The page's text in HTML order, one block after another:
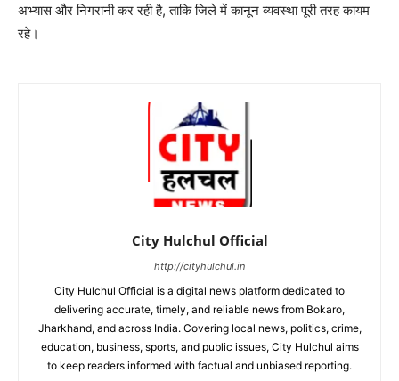
अभ्यास और निगरानी कर रही है, ताकि जिले में कानून व्यवस्था पूरी तरह कायम
रहे।
City Hulchul Official
http://cityhulchul.in
City Hulchul Official is a digital news platform dedicated to
delivering accurate, timely, and reliable news from Bokaro,
Jharkhand, and across India. Covering local news, politics, crime,
education, business, sports, and public issues, City Hulchul aims
to keep readers informed with factual and unbiased reporting.